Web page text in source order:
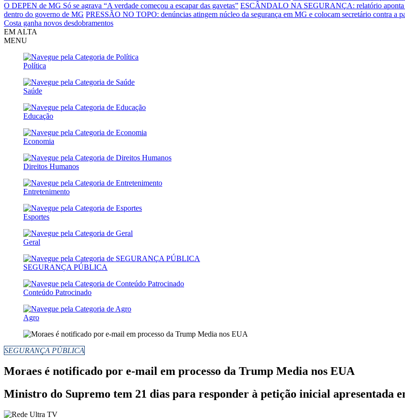
O DEPEN de MG Só se agrava “A verdade começou a escapar das gavetas” ESCÂNDALO NA SEGURANÇA: relatório aponta
dentro do governo de MG PRESSÃO NO TOPO: denúncias atingem núcleo da segurança em MG e colocam secretário contra a
Costa ganha novos desdobramentos
EM ALTA
MENU
Política
Saúde
Educação
Economia
Direitos Humanos
Entretenimento
Esportes
Geral
SEGURANÇA PÚBLICA
Conteúdo Patrocinado
Agro
SEGURANÇA PÚBLICA
Moraes é notificado por e-mail em processo da Trump Media nos EUA
Ministro do Supremo tem 21 dias para responder à petição inicial apresentada